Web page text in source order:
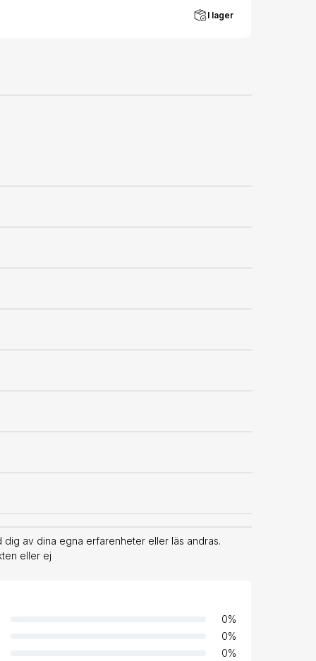
I lager
av dina egna erfarenheter eller läs andras.
eller ej
0%
0%
0%